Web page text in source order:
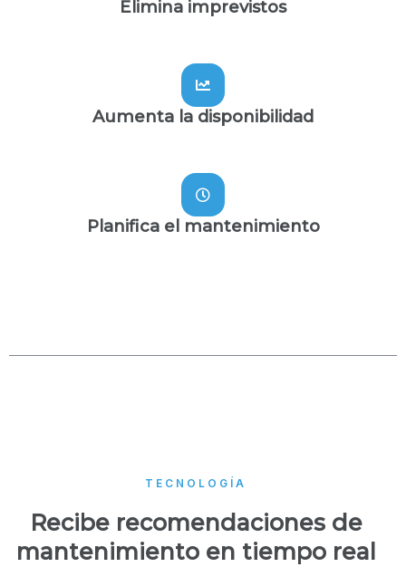
Elimina imprevistos
Aumenta la disponibilidad
Planifica el mantenimiento
TECNOLOGÍA
Recibe recomendaciones de
mantenimiento en tiempo real